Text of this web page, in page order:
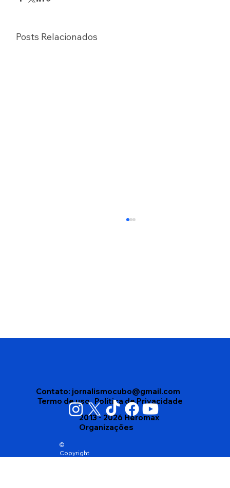
Posts Relacionados
Edson Gomes segue internado após
Contato: jornalismocubo@gmail.com
Termo de uso Politica de Privacidade
©
Copyright
2013 - 2026 Heromax
Organizações